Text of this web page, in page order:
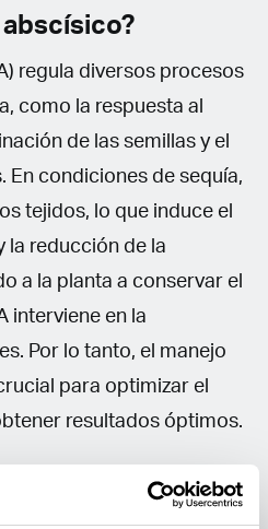
abscísico?
regula diversos procesos
como la respuesta al
de las semillas y el
En condiciones de sequía,
tejidos, lo que induce el
la reducción de la
a la planta a conservar el
interviene en la
Por lo tanto, el manejo
para optimizar el
resultados óptimos.